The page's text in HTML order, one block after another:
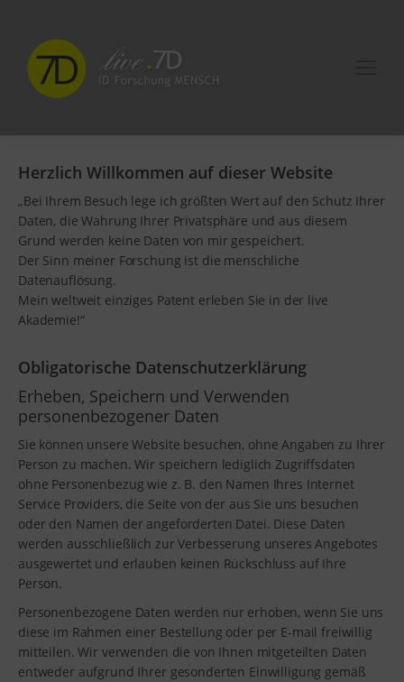
Herzlich Willkommen auf dieser Website
„Bei Ihrem Besuch lege ich größten Wert auf den Schutz Ihrer
Daten, die Wahrung Ihrer Privatsphäre und aus diesem
Grund werden keine Daten von mir gespeichert.
Der Sinn meiner Forschung ist die menschliche
Datenauflösung.
Mein weltweit einziges Patent erleben Sie in der live
Akademie!“
Obligatorische Datenschutzerklärung
Erheben, Speichern und Verwenden
personenbezogener Daten
Sie können unsere Website besuchen, ohne Angaben zu Ihrer
Person zu machen. Wir speichern lediglich Zugriffsdaten
ohne Personenbezug wie z. B. den Namen Ihres Internet
Service Providers, die Seite von der aus Sie uns besuchen
oder den Namen der angeforderten Datei. Diese Daten
werden ausschließlich zur Verbesserung unseres Angebotes
ausgewertet und erlauben keinen Rückschluss auf Ihre
Person.
Personenbezogene Daten werden nur erhoben, wenn Sie uns
diese im Rahmen einer Bestellung oder per E-mail freiwillig
mitteilen. Wir verwenden die von Ihnen mitgeteilten Daten
entweder aufgrund Ihrer gesonderten Einwilligung gemäß